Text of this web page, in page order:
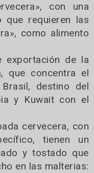
con una
que requieren las
como alimento
exportación de la
que concentra el
destino del
y Kuwait con el
cervecera, con
tienen un
y tostado que
en las malterias: